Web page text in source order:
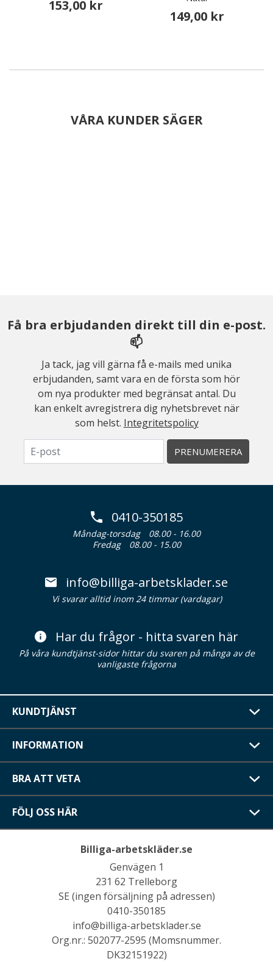
153,00 kr
149,00 kr
VÅRA KUNDER SÄGER
Få bra erbjudanden direkt till din e-post.
📫
Ja tack, jag vill gärna få e-mails med unika
erbjudanden, samt vara en de första som hör
om nya produkter med begränsat antal. Du
kan enkelt avregistrera dig nyhetsbrevet när
som helst. Integritetspolicy
PRENUMERERA
0410-350185
Måndag-torsdag
08.00 - 16.00
Fredag
08.00 - 15.00
info@billiga-arbetsklader.se
Vi svarar alltid inom 24 timmar (vardagar)
Har du frågor - hitta svaren här
På våra kundtjänst-sidor hittar du svaren på många av de
vanligaste frågorna
KUNDTJÄNST
INFORMATION
BRA ATT VETA
FÖLJ OSS HÄR
Billiga-arbetskläder.se
Genvägen 1
231 62 Trelleborg
SE (ingen försäljning på adressen)
0410-350185
info@billiga-arbetsklader.se
Org.nr.: 502077-2595 (Momsnummer.
DK32151922)